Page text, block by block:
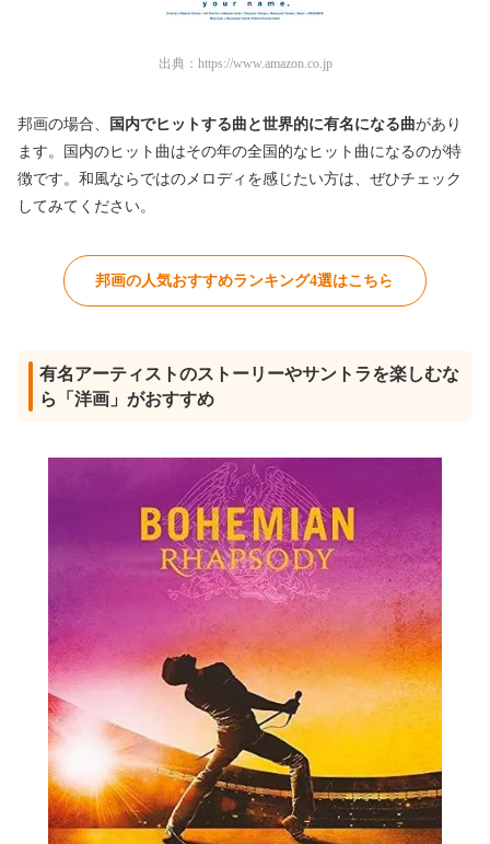
出典： https://www.amazon.co.jp
邦画の場合、 国内でヒットする曲と世界的に有名になる曲があり
ます。国内のヒット曲はその年の全国的なヒット曲になるのが特
徴です。和風ならではのメロディを感じたい方は、ぜひチェック
してみてください。
邦画の人気おすすめランキング4選はこちら
有名アーティストのストーリーやサントラを楽しむな
ら「洋画」がおすすめ